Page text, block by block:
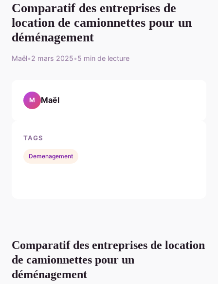
Comparatif des entreprises de
location de camionnettes pour un
déménagement
Maël•2 mars 2025•5 min de lecture
Comparatif des entreprises de location
de camionnettes pour un
déménagement
M Maël
TAGS
Demenagement